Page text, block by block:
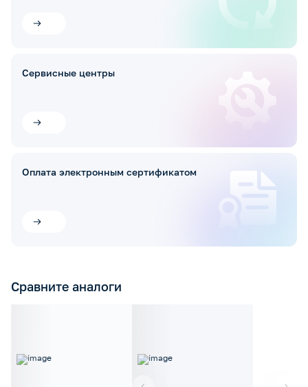
Сервисные центры
Оплата электронным сертификатом
Сравните аналоги